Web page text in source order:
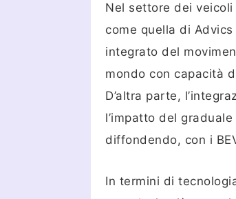
Nel settore dei
come quella di
integrato del
mondo con capacità
D’altra parte,
l’impatto del
diffondendo, con i
In termini di